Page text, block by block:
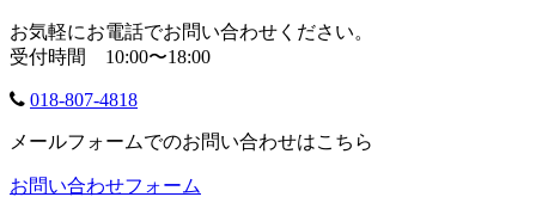
お気軽にお電話でお問い合わせください。
受付時間 10:00〜18:00
018-807-4818
メールフォームでのお問い合わせはこちら
お問い合わせフォーム